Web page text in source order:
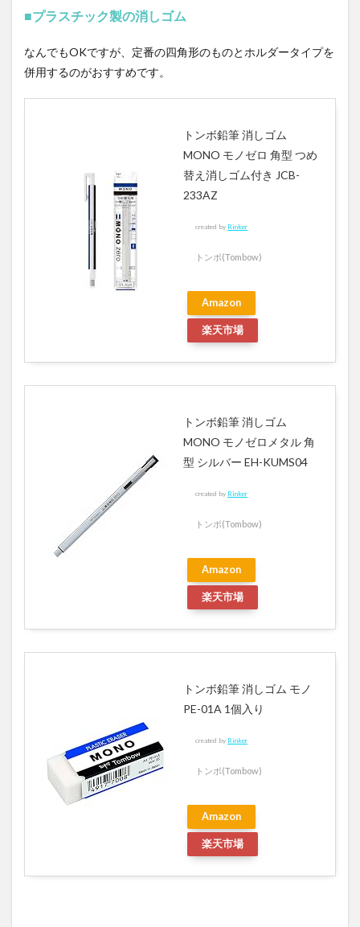
■プラスチック製の消しゴム
なんでもOKですが、定番の四角形のものとホルダータイプを
併用するのがおすすめです。
トンボ鉛筆 消しゴム
MONO モノゼロ 角型 つめ
替え消しゴム付き JCB-
233AZ
created by Rinker
トンボ(Tombow)
Amazon
楽天市場
トンボ鉛筆 消しゴム
MONO モノゼロメタル 角
型 シルバー EH-KUMS04
created by Rinker
トンボ(Tombow)
Amazon
楽天市場
トンボ鉛筆 消しゴム モノ
PE-01A 1個入り
created by Rinker
トンボ(Tombow)
Amazon
楽天市場